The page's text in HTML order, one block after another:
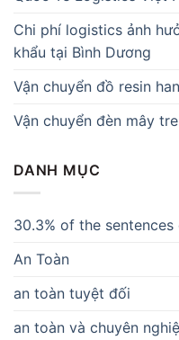
Chi phí logistics ảnh
khẩu tại Bình Dương
Vận chuyển đồ resin
Vận chuyển đèn mây
DANH MỤC
30.3% of the
An Toàn
an toàn tuyệt đối
an toàn và chuyên